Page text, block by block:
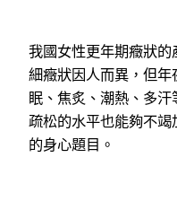
我國女性更年期癥狀
細癥狀因人而異，但
眠、焦炙、潮熱、多
疏松的水平也能夠不
的身心題目。